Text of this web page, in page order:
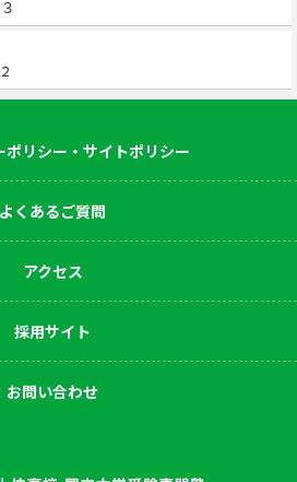
ポリシー・サイトポリシー
よくあるご質問
アクセス
採用サイト
お問い合わせ